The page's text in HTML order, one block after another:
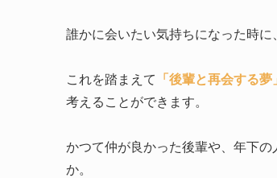
誰かに会いたい気持ちになった時に
これを踏まえて 「後輩と再会する夢
考えることができます。
かつて仲が良かった後輩や、年下
か。